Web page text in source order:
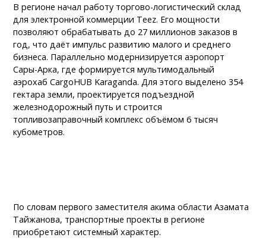
В регионе начал работу торгово-логистический склад
для электронной коммерции Teez. Его мощности
позволяют обрабатывать до 27 миллионов заказов в
год, что даёт импульс развитию малого и среднего
бизнеса. Параллельно модернизируется аэропорт
Сары-Арка, где формируется мультимодальный
аэрохаб CargoHUB Karaganda. Для этого выделено 354
гектара земли, проектируется подъездной
железнодорожный путь и строится
топливозаправочный комплекс объёмом 6 тысяч
кубометров.
По словам первого заместителя акима области Азамата
Тайжанова, транспортные проекты в регионе
приобретают системный характер.